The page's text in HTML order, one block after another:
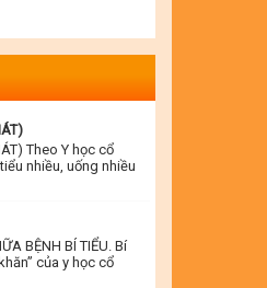
Theo Y học cổ
nhiều, uống nhiều
BỆNH BÍ TIỂU. Bí
của y học cổ